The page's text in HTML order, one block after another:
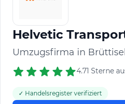
Helvetic
Umzugsfirma in
4.71 Sterne
✓ Handelsregister verifiziert